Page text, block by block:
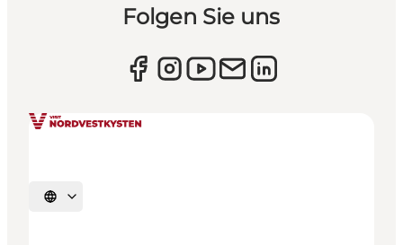
Folgen Sie uns
Sprache auswählen